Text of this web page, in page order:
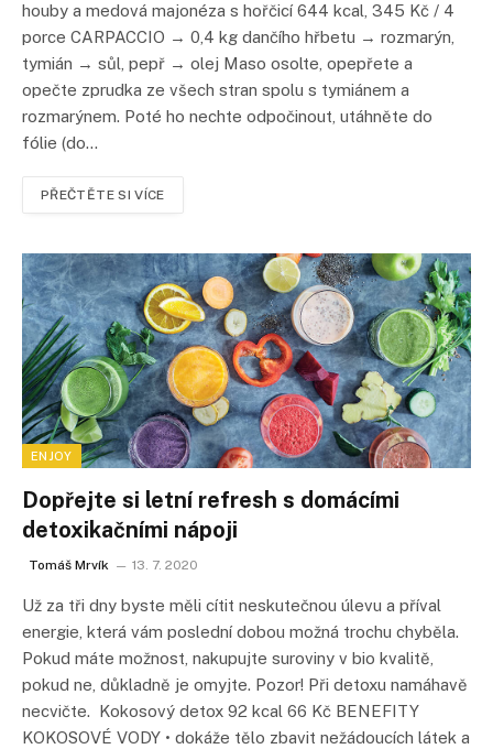
houby a medová majonéza s hořčicí 644 kcal, 345 Kč / 4
porce CARPACCIO → 0,4 kg dančího hřbetu → rozmarýn,
tymián → sůl, pepř → olej Maso osolte, opepřete a
opečte zprudka ze všech stran spolu s tymiánem a
rozmarýnem. Poté ho nechte odpočinout, utáhněte do
fólie (do…
PŘEČTĚTE SI VÍCE
ENJOY
Dopřejte si letní refresh s domácími
detoxikačními nápoji
Tomáš Mrvík 13. 7. 2020
Už za tři dny byste měli cítit neskutečnou úlevu a příval
energie, která vám poslední dobou možná trochu chyběla.
Pokud máte možnost, nakupujte suroviny v bio kvalitě,
pokud ne, důkladně je omyjte. Pozor! Při detoxu namáhavě
necvičte. Kokosový detox 92 kcal 66 Kč BENEFITY
KOKOSOVÉ VODY • dokáže tělo zbavit nežádoucích látek a